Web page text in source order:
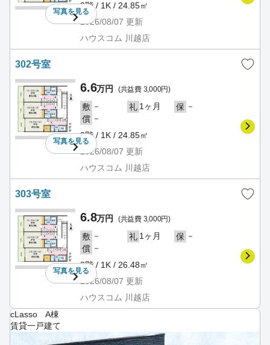
写真を見る
3階 / 1K / 24.85㎡
2026/08/07 更新
ハウスコム 川越店
302号室
写真を見る
6.6万円 (共益費 3,000円)
敷 － 礼 1ヶ月 保 －
償 －
3階 / 1K / 24.85㎡
2026/08/07 更新
ハウスコム 川越店
303号室
写真を見る
6.8万円 (共益費 3,000円)
敷 － 礼 1ヶ月 保 －
償 －
3階 / 1K / 26.48㎡
2026/08/07 更新
ハウスコム 川越店
cLasso A棟
賃貸一戸建て